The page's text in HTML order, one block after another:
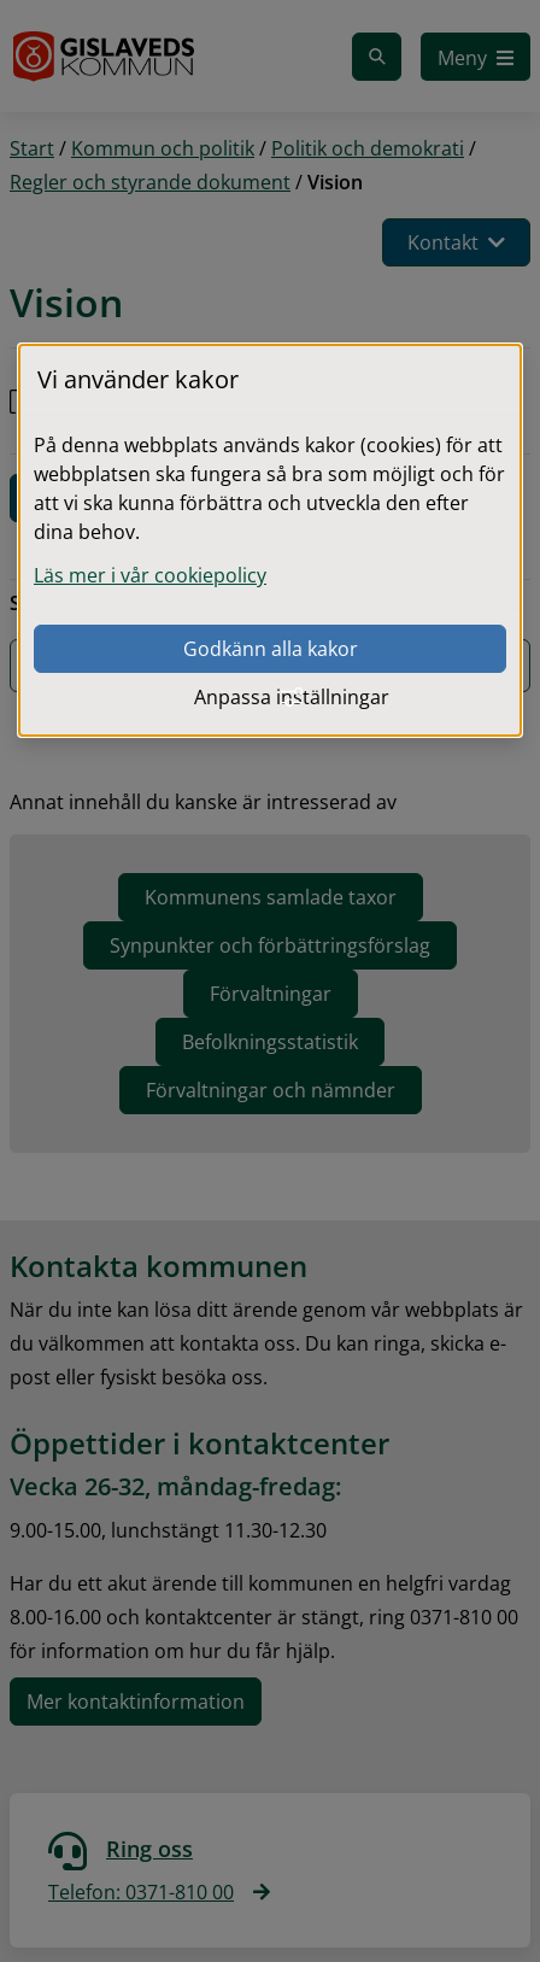
Meny
Start/ Kommun och politik/ Politik och demokrati /
Regler och styrande dokument/Vision
Kontakt
Vision
Gislaved kommuns Vision 2040 antagen den 27
Kontaktuppgifter för denna sida
Sidans innehåll senast uppdaterat:
Saknar du något på denna sida?
Annat innehåll du kanske är intresserad av
Kommunens samlade taxor
Synpunkter och förbättringsförslag
Förvaltningar
Befolkningsstatistik
Förvaltningar och nämnder
Kontakta kommunen
När du inte kan lösa ditt ärende genom vår webbplats är
du välkommen att kontakta oss. Du kan ringa, skicka e-
post eller fysiskt besöka oss.
Öppettider i kontaktcenter
Vecka 26-32, måndag-fredag:
9.00-15.00, lunchstängt 11.30-12.30
Har du ett akut ärende till kommunen en helgfri vardag
8.00-16.00 och kontaktcenter är stängt, ring 0371-810 00
för information om hur du får hjälp.
Mer kontaktinformation
Ring oss
Telefon: 0371-810 00
Vi använder kakor
På denna webbplats används kakor (cookies) för att
webbplatsen ska fungera så bra som möjligt och för
att vi ska kunna förbättra och utveckla den efter
dina behov.
Läs mer i vår cookiepolicy
Godkänn alla kakor
Anpassa inställningar